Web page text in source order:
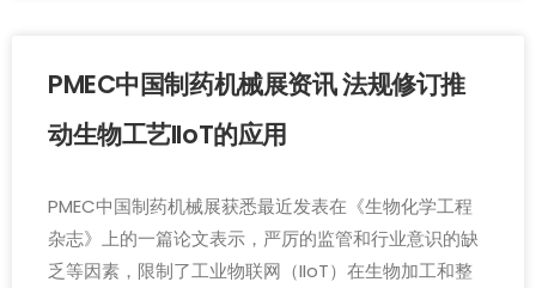
PMEC中国制药机械展资讯 法规修订推
动生物工艺IIoT的应用
PMEC中国制药机械展获悉最近发表在《生物化学工程
杂志》上的一篇论文表示，严厉的监管和行业意识的缺
乏等因素，限制了工业物联网（IIoT）在生物加工和整